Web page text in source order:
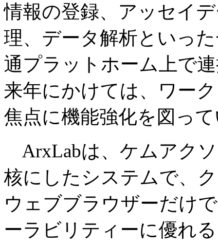
情報の登録、アッセイ
理、データ解析といっ
通プラットホーム上で
来年にかけては、ワー
焦点に機能強化を図っ
ArxLabは、ケムアク
核にしたシステムで、
ウェブブラウザーだけ
ーラビリティーに優れ